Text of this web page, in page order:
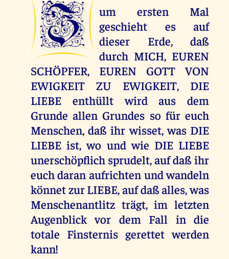
Z
um ersten Mal
geschieht es auf
dieser Erde, daß
durch MICH, EUREN
SCHÖPFER, EUREN GOTT VON
EWIGKEIT ZU EWIGKEIT, DIE
LIEBE enthüllt wird aus dem
Grunde allen Grundes so für euch
Menschen, daß ihr wisset, was DIE
LIEBE ist, wo und wie DIE LIEBE
unerschöpflich sprudelt, auf daß ihr
euch daran aufrichten und wandeln
könnet zur LIEBE, auf daß alles, was
Menschenantlitz trägt, im letzten
Augenblick vor dem Fall in die
totale Finsternis gerettet werden
kann!